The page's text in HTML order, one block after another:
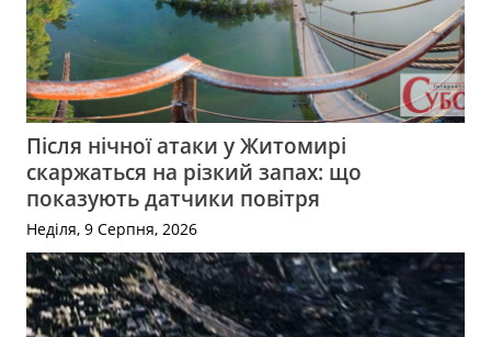
Після нічної атаки у Житомирі
скаржаться на різкий запах: що
показують датчики повітря
Неділя, 9 Серпня, 2026